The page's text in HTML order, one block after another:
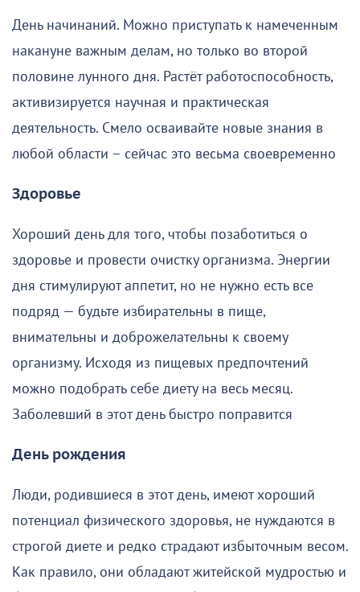
День начинаний. Можно приступать к намеченным
накануне важным делам, но только во второй
половине лунного дня. Растёт работоспособность,
активизируется научная и практическая
деятельность. Смело осваивайте новые знания в
любой области – сейчас это весьма своевременно
Здоровье
Хороший день для того, чтобы позаботиться о
здоровье и провести очистку организма. Энергии
дня стимулируют аппетит, но не нужно есть все
подряд — будьте избирательны в пище,
внимательны и доброжелательны к своему
организму. Исходя из пищевых предпочтений
можно подобрать себе диету на весь месяц.
Заболевший в этот день быстро поправится
День рождения
Люди, родившиеся в этот день, имеют хороший
потенциал физического здоровья, не нуждаются в
строгой диете и редко страдают избыточным весом.
Как правило, они обладают житейской мудростью и